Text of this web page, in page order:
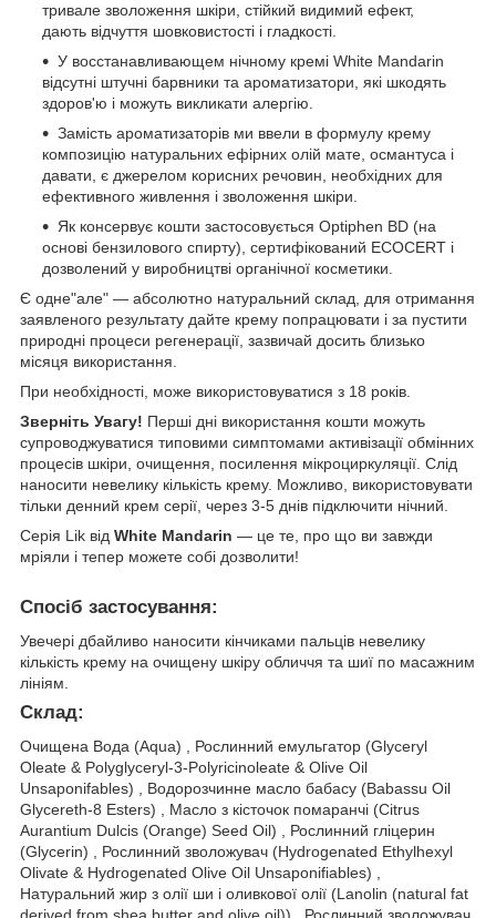
тривале зволоження шкіри, стійкий видимий ефект,
дають відчуття шовковистості і гладкості.
У восстанавливающем нічному кремі White Mandarin
відсутні штучні барвники та ароматизатори, які шкодять
здоров'ю і можуть викликати алергію.
Замість ароматизаторів ми ввели в формулу крему
композицію натуральних ефірних олій мате, османтуса і
давати, є джерелом корисних речовин, необхідних для
ефективного живлення і зволоження шкіри.
Як консервує кошти застосовується Optiphen BD (на
основі бензилового спирту), сертифікований ECOCERT і
дозволений у виробництві органічної косметики.
Є одне"але" — абсолютно натуральний склад, для отримання
заявленого результату дайте крему попрацювати і за пустити
природні процеси регенерації, зазвичай досить близько
місяця використання.
При необхідності, може використовуватися з 18 років.
Зверніть Увагу! Перші дні використання кошти можуть
супроводжуватися типовими симптомами активізації обмінних
процесів шкіри, очищення, посилення мікроциркуляції. Слід
наносити невелику кількість крему. Можливо, використовувати
тільки денний крем серії, через 3-5 днів підключити нічний.
Серія Lik від White Mandarin — це те, про що ви завжди
мріяли і тепер можете собі дозволити!
Спосіб застосування:
Увечері дбайливо наносити кінчиками пальців невелику
кількість крему на очищену шкіру обличчя та шиї по масажним
лініям.
Склад:
Очищена Вода (Aqua) , Рослинний емульгатор (Glyceryl
Oleate & Polyglyceryl-3-Polyricinoleate & Olive Oil
Unsaponifables) , Водорозчинне масло бабасу (Babassu Oil
Glycereth-8 Esters) , Масло з кісточок помаранчі (Citrus
Aurantium Dulcis (Orange) Seed Oil) , Рослинний гліцерин
(Glycerin) , Рослинний зволожувач (Hydrogenated Ethylhexyl
Olivate & Hydrogenated Olive Oil Unsaponifiables) ,
Натуральний жир з олії ши і оливкової олії (Lanolin (natural fat
derived from shea butter and olive oil)) , Рослинний зволожувач